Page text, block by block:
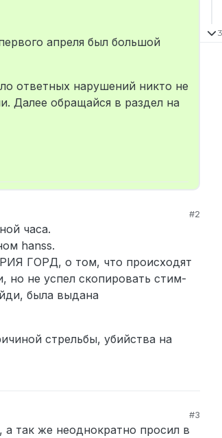
апреля был большой
ответных нарушений никто не
Далее обращайся в раздел на
#2
часа.
hanss.
ГОРД, о том, что происходят
но не успел скопировать стим-
была выдана
стрельбы, убийства на
#3
так же неоднократно просил в